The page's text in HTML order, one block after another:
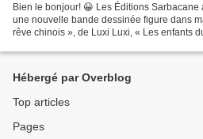
Bien le bonjour! 😀 Les Éditions Sarbacane
une nouvelle bande dessinée figure dans
rêve chinois », de Luxi Luxi, « Les enfants
Hébergé par Overblog
Top articles
Pages